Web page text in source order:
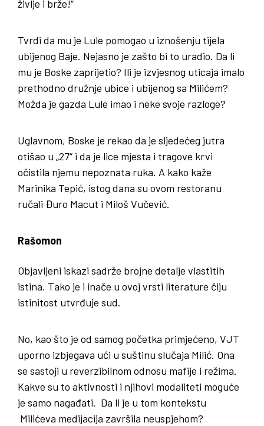
življe i brže!“
Tvrdi da mu je Lule pomogao u iznošenju tijela
ubijenog Baje. Nejasno je zašto bi to uradio. Da li
mu je Boske zaprijetio? Ili je izvjesnog uticaja imalo
prethodno družnje ubice i ubijenog sa Milićem?
Možda je gazda Lule imao i neke svoje razloge?
Uglavnom, Boske je rekao da je sljedećeg jutra
otišao u „27“ i da je lice mjesta i tragove krvi
očistila njemu nepoznata ruka. A kako kaže
Marinika Tepić, istog dana su ovom restoranu
ručali Đuro Macut i Miloš Vučević.
Rašomon
Objavljeni iskazi sadrže brojne detalje vlastitih
istina. Tako je i inače u ovoj vrsti literature čiju
istinitost utvrđuje sud.
No, kao što je od samog početka primjećeno, VJT
uporno izbjegava ući u suštinu slučaja Milić. Ona
se sastoji u reverzibilnom odnosu mafije i režima.
Kakve su to aktivnosti i njihovi modaliteti moguće
je samo nagađati. Da li je u tom kontekstu
Milićeva medijacija završila neuspjehom?